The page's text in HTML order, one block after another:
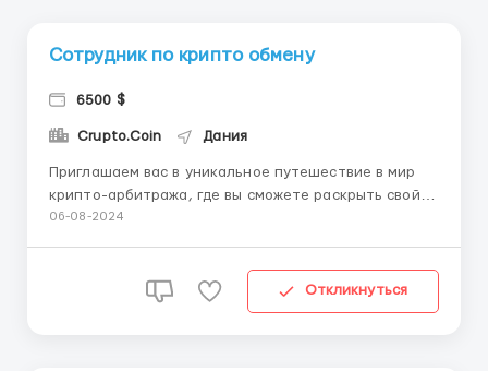
Сотрудник по крипто обмену
6500 $
Crupto.Coin Дания
Приглашаем вас в уникальное путешествие в мир
крипто-арбитража, где вы сможете раскрыть свой
потенциал и достичь финансовой независимости!
криптовалют, использовать инновационные
подходы и создавать уникальные стратегии для п...
06-08-2024
Откликнуться